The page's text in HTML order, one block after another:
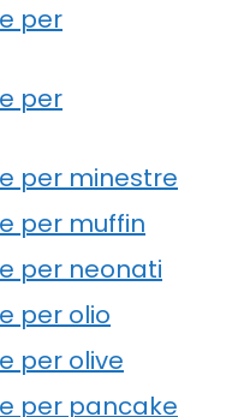
per
per
per minestre
per muffin
per neonati
per olio
per olive
per pancake